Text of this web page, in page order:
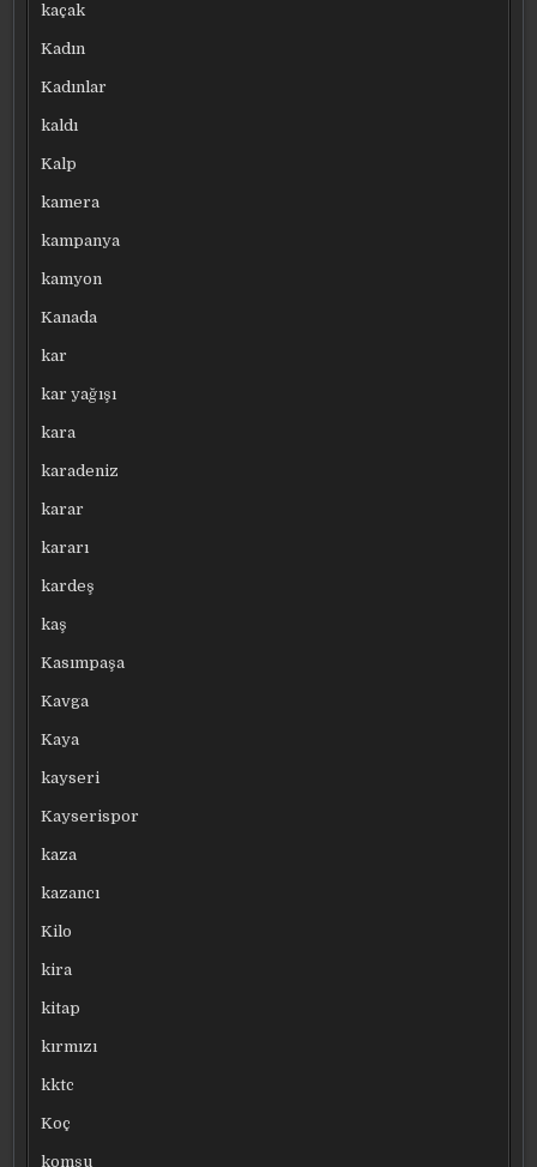
kaçak
Kadın
Kadınlar
kaldı
Kalp
kamera
kampanya
kamyon
Kanada
kar
kar yağışı
kara
karadeniz
karar
kararı
kardeş
kaş
Kasımpaşa
Kavga
Kaya
kayseri
Kayserispor
kaza
kazancı
Kilo
kira
kitap
kırmızı
kktc
Koç
komşu